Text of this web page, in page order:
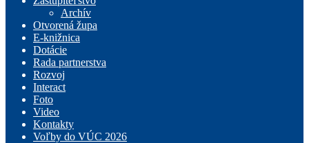
Archív
Otvorená župa
E-knižnica
Dotácie
Rada partnerstva
Rozvoj
Interact
Foto
Video
Kontakty
Voľby do VÚC 2026